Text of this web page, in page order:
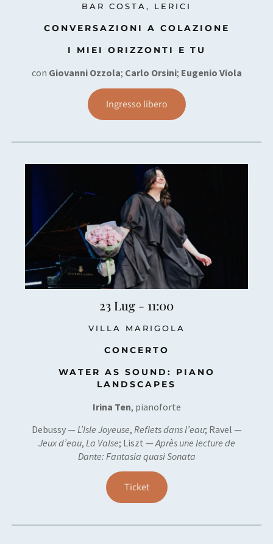
BAR COSTA, LERICI
CONVERSAZIONI A COLAZIONE
I MIEI ORIZZONTI E TU
con GiovanniOzzola; Carlo Orsini; Eugenio Viola
Ingresso libero
23 Lug - 11:00
VILLA MARIGOLA
CONCERTO
WATER AS SOUND: PIANO
LANDSCAPES
Irina Ten, pianoforte
Debussy — L’Isle Joyeuse, Reflets dans l’eau; Ravel —
Jeux d’eau, La Valse; Liszt — Après une lecture de
Dante: Fantasia quasi Sonata
Ticket